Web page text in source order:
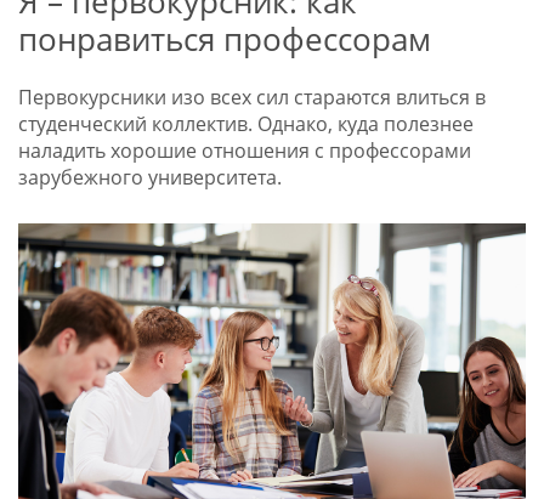
понравиться профессорам
Первокурсники изо всех сил стараются влиться в
студенческий коллектив. Однако, куда полезнее
наладить хорошие отношения с профессорами
зарубежного университета.